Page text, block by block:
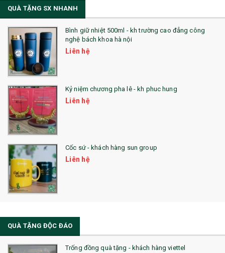
QUÀ TẶNG SX NHANH
Bình giữ nhiệt 500ml - kh trường cao đẳng công
nghệ bách khoa hà nội
Liên hệ
Kỷ niệm chương pha lê - kh phuc hung
Liên hệ
Cốc sứ - khách hàng sun group
Liên hệ
QUÀ TẶNG ĐỘC ĐÁO
Trống đồng quà tặng - khách hàng viettel